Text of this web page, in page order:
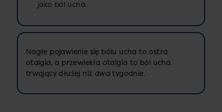
jako ból ucha.
Nagłe pojawienie się bólu ucha to ostra
otalgia, a przewlekła otalgia to ból ucha
trwający dłużej niż dwa tygodnie.